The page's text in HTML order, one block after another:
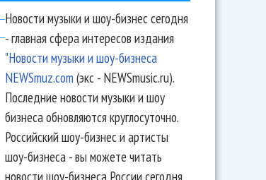
Новости музыки и шоу-бизнес сегодня
- главная сфера интересов издания
"Новости музыки и шоу-бизнеса
NEWSmuz.com(экс - NEWSmusic.ru).
Последние новости музыки и шоу
бизнеса обновляются круглосуточно.
Российский шоу-бизнес и артисты
шоу-бизнеса - вы можете читать
новости шоу-бизнеса России сегодня